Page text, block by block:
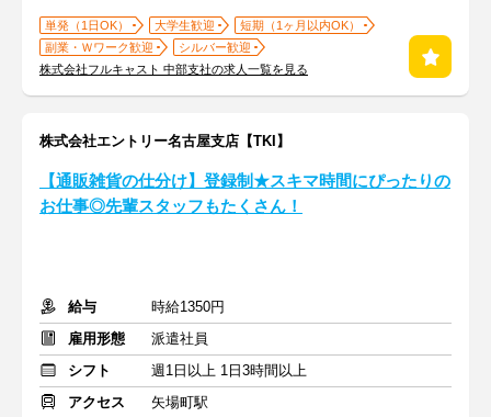
単発（1日OK） 大学生歓迎
短期（1ヶ月以内OK）
副業・Ｗワーク歓迎
シルバー歓迎
株式会社フルキャスト 中部支社の求人一覧を見る
株式会社エントリー名古屋支店【TKI】
【通販雑貨の仕分け】登録制★スキマ時間にぴったりの
お仕事◎先輩スタッフもたくさん！
給与
時給1350円
雇用形態
派遣社員
シフト
週1日以上 1日3時間以上
アクセス
矢場町駅